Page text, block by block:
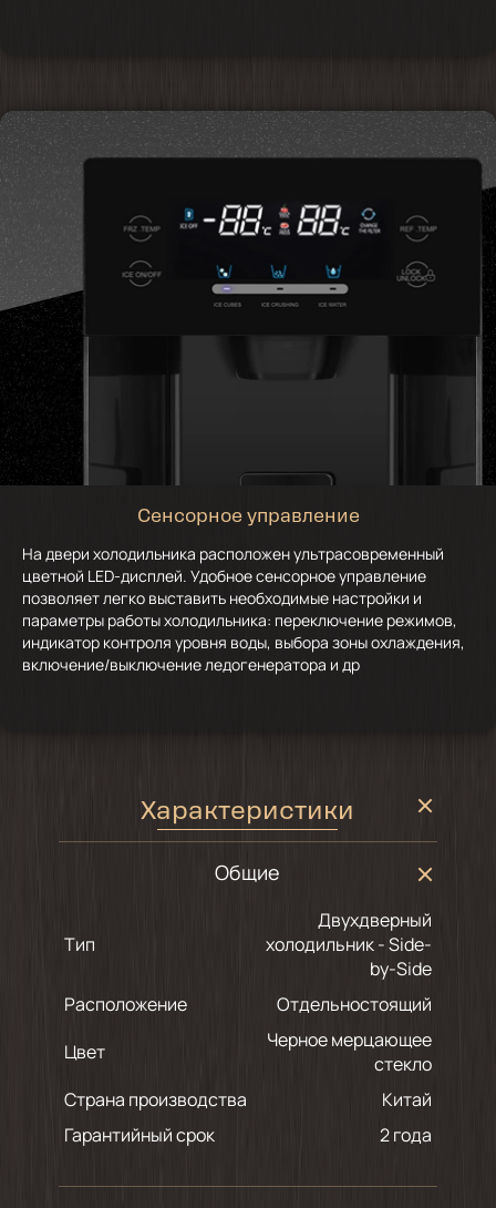
Сенсорное управление
На двери холодильника расположен ультрасовременный
цветной LED-дисплей. Удобное сенсорное управление
позволяет легко выставить необходимые настройки и
параметры работы холодильника: переключение режимов,
индикатор контроля уровня воды, выбора зоны охлаждения,
включение/выключение ледогенератора и др
Характеристики
Общие
Тип
Двухдверный
холодильник - Side-
by-Side
Расположение
Отдельностоящий
Цвет
черное мерцающее
стекло
Страна производства
Китай
Гарантийный срок
2 года